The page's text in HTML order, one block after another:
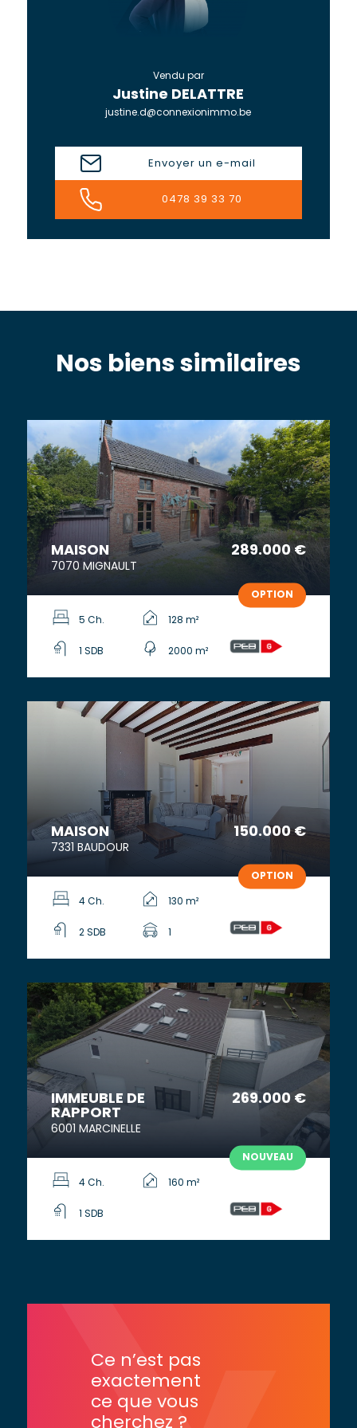
Vendu par
Justine DELATTRE
justine.d@connexionimmo.be
Envoyer un e-mail
0478 39 33 70
Nos biens similaires
MAISON 289.000 €
7070 MIGNAULT
OPTION
5 Ch. 128 m²
1 SDB 2000 m²
MAISON 150.000 €
7331 BAUDOUR
OPTION
4 Ch. 130 m²
2 SDB
IMMEUBLE DE
RAPPORT
269.000 €
6001 MARCINELLE
NOUVEAU
4 Ch. 160 m²
1 SDB
Ce n’est pas
exactement
ce que vous
cherchez ?